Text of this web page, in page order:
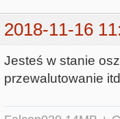
2018-11-16
Jesteś w stanie
przewalutowanie